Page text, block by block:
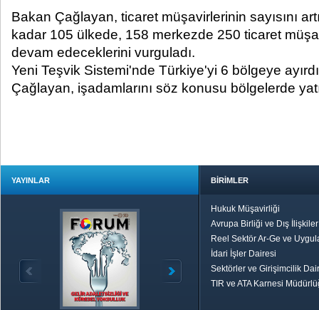
Bakan Çağlayan, ticaret müşavirlerinin sayısını
kadar 105 ülkede, 158 merkezde 250 ticaret
devam edeceklerini vurguladı.
Yeni Teşvik Sistemi'nde Türkiye'yi 6 bölgeye
Çağlayan, işadamlarını söz konusu bölgelerde
YAYINLAR BİRİMLER
Hukuk Müşavirliği
Avrupa Birliği ve Dış
Reel Sektör Ar-Ge ve
İdari İşler Dairesi
Sektörler ve Girişimcilik
TIR ve ATA Karnesi